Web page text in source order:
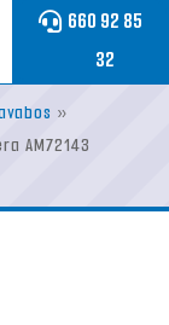
660 92 85
32
»
AM72143